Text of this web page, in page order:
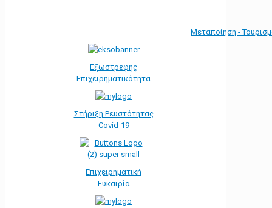
Μεταποίηση -
Εξωστρεφής
Επιχειρηματικότητα
Στήριξη Ρευστότητας
Covid-19
Επιχειρηματική
Ευκαιρία